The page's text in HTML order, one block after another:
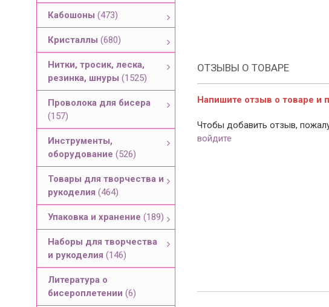
Кабошоны (473)
Кристаллы (680)
Нитки, тросик, леска,
резинка, шнуры (1525)
Проволока для бисера
(157)
Инструменты,
оборудование (526)
Товары для творчества и
рукоделия (464)
Упаковка и хранение (189)
Наборы для творчества
и рукоделия (146)
Литература о
бисероплетении (6)
ОТЗЫВЫ О ТОВАРЕ
Напишите отзыв о товаре и
Чтобы добавить отзыв,
войдите